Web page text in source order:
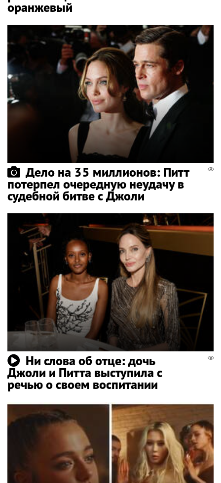
оранжевый
Дело на 35 миллионов: Питт
потерпел очередную неудачу в
судебной битве с Джоли
Ни слова об отце: дочь
Джоли и Питта выступила с
речью о своем воспитании